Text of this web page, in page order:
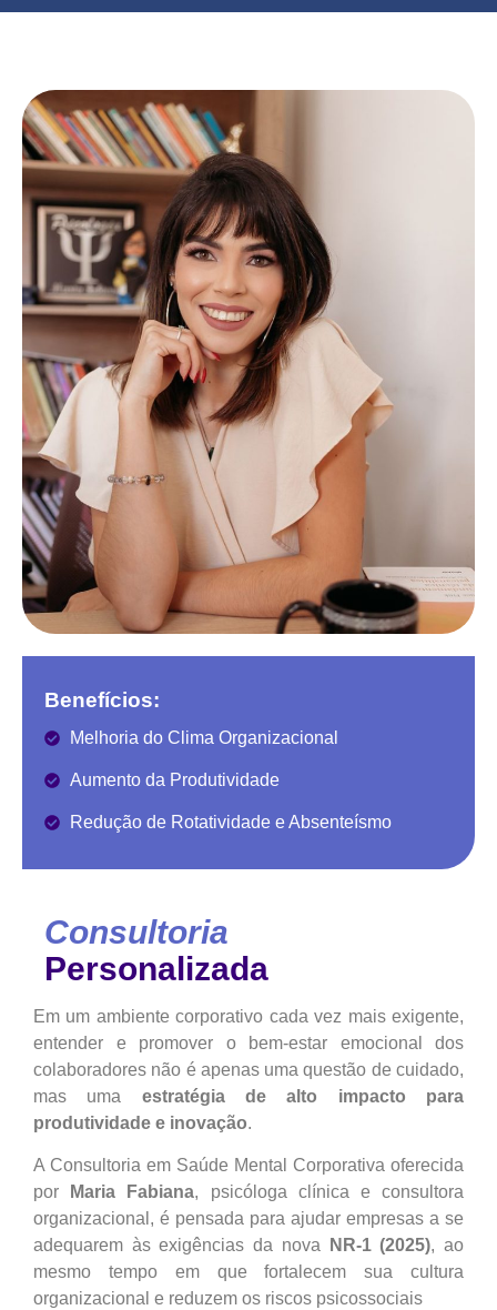
Benefícios:
Melhoria do Clima Organizacional
Aumento da Produtividade
Redução de Rotatividade e Absenteísmo
Consultoria
Personalizada
Em um ambiente corporativo cada vez mais exigente,
entender e promover o bem-estar emocional dos
colaboradores não é apenas uma questão de cuidado,
mas uma estratégia de alto impacto para
produtividade e inovação.
A Consultoria em Saúde Mental Corporativa oferecida
por
Maria Fabiana, psicóloga clínica e consultora
organizacional, é pensada para ajudar empresas a se
adequarem às exigências da nova
NR-1 (2025), ao
mesmo tempo em que fortalecem sua cultura
organizacional e reduzem os riscos psicossociais